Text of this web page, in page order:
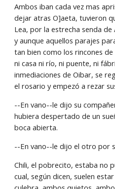
Ambos iban cada vez mas
dejar atras O]aeta, tuvieron
Lea, por la estrecha senda
y aunque aquellos parajes
tan bien como los rincones
ni casa ni río, ni puente, ni
inmediaciones de Oibar, se
el rosario y empezó a rezar
--En vano--le dijo su
hubiera despertado de un
boca abierta.
--En vano--le dijo el otro por
Chili, el pobrecito, estaba no
cual, según dicen, suelen